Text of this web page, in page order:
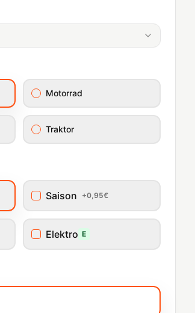
Motorrad
Traktor
Saison +0,95€
Elektro E